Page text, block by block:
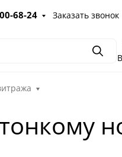
68-24 Заказать звонок